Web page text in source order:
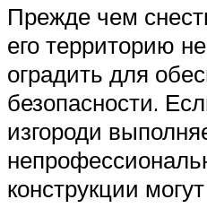
Прежде чем
его территорию
оградить для
безопасности.
изгороди
конструкции